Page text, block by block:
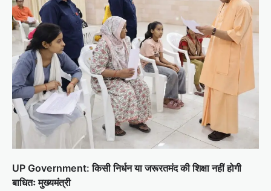
UP Government: किसी निर्धन या जरूरतमंद की शिक्षा नहीं होगी
बाधितः मुख्यमंत्री